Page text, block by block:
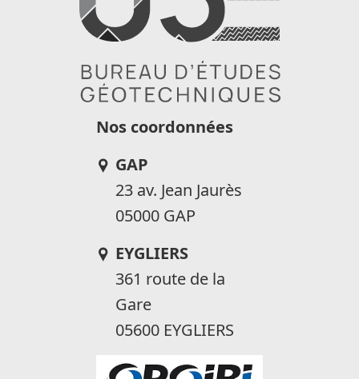
Nos coordonnées
GAP
23 av. Jean Jaurès
05000 GAP
EYGLIERS
361 route de la
Gare
05600 EYGLIERS